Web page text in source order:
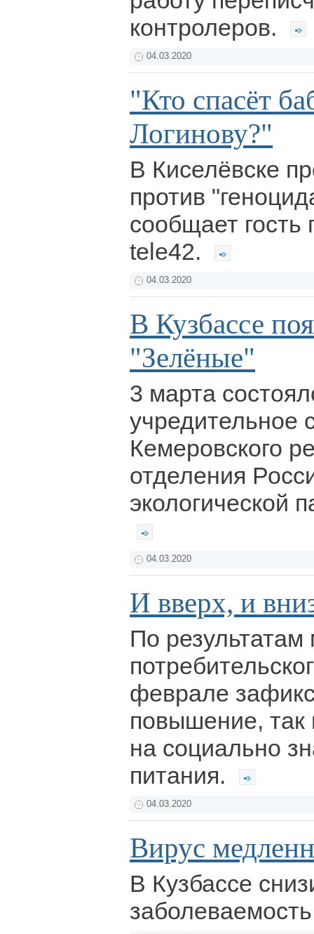
контролеров.
04.03.2020
"Кто спасёт
Логинову?"
В Киселёвске
против
сообщает гость
tele42.
04.03.2020
В Кузбассе
"Зелёные"
3 марта
учредительное
Кемеровского
отделения
экологической
04.03.2020
И вверх, и
По результатам
феврале
повышение, так
на социально
питания.
04.03.2020
Вирус
В Кузбассе